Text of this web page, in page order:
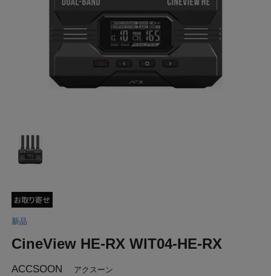
新品
CineView HE-RX WIT04-HE-RX
ACCSOON アクスーン